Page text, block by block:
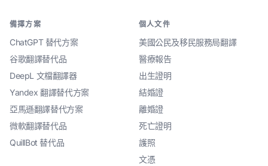
備擇方案
ChatGPT 替代方案
谷歌翻譯替代品
DeepL 文檔翻譯器
Yandex 翻譯替代方案
亞馬遜翻譯替代方案
微軟翻譯替代品
QuillBot 替代品
個人文件
美國公民及移民服務局翻譯
醫療報告
出生證明
結婚證
離婚證
死亡證明
護照
文憑